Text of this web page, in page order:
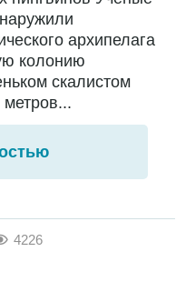
архипелага
колонию
скалистом
4226